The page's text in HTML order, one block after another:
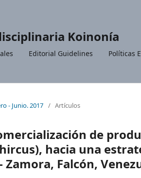
Koinonía
Editorial Guidelines Políticas
- Junio. 2017 / Artículos
de
hacia una
Falcón,